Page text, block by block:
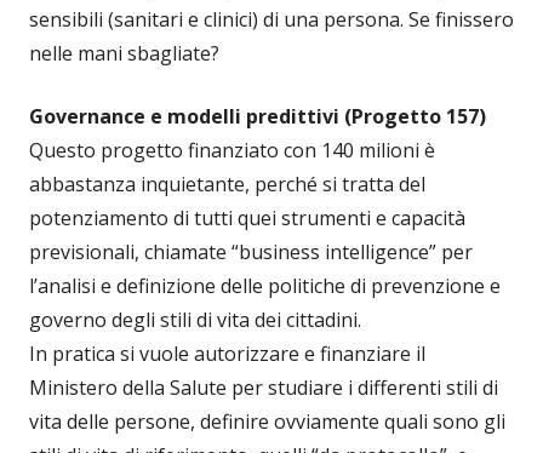
sensibili (sanitari e clinici) di una persona. Se finissero
nelle mani sbagliate?
Governance e modelli predittivi (Progetto 157)
Questo progetto finanziato con 140 milioni è
abbastanza inquietante, perché si tratta del
potenziamento di tutti quei strumenti e capacità
previsionali, chiamate “business intelligence” per
l’analisi e definizione delle politiche di prevenzione e
governo degli stili di vita dei cittadini.
In pratica si vuole autorizzare e finanziare il
Ministero della Salute per studiare i differenti stili di
vita delle persone, definire ovviamente quali sono gli